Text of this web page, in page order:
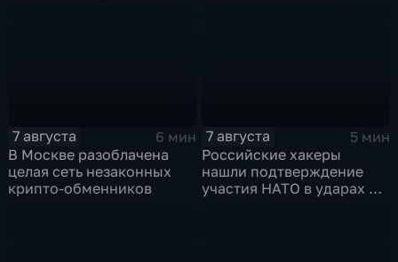
7 августа
6 мин
В Москве разоблачена
целая сеть незаконных
крипто-обменников
7 августа
5 мин
Российские хакеры
нашли подтверждение
участия НАТО в ударах по